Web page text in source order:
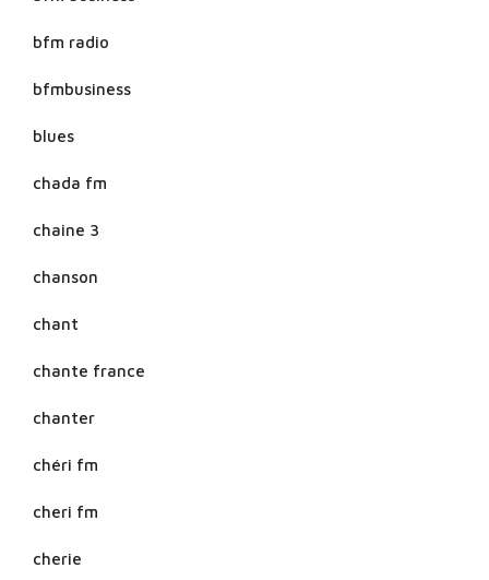
bfm radio
bfmbusiness
blues
chada fm
chaine 3
chanson
chant
chante france
chanter
chéri fm
cheri fm
cherie